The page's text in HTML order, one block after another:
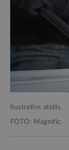
Ilustratīvs attēls.
FOTO: Magnific.